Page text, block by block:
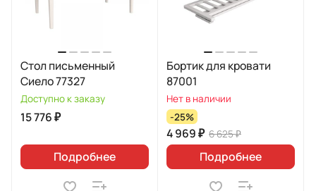
Стол письменный
Сиело 77327
Доступно к заказу
15 776 ₽
Подробнее
Бортик для кровати
87001
Нет в наличии
-25%
4 969 ₽ 6 625 ₽
Подробнее